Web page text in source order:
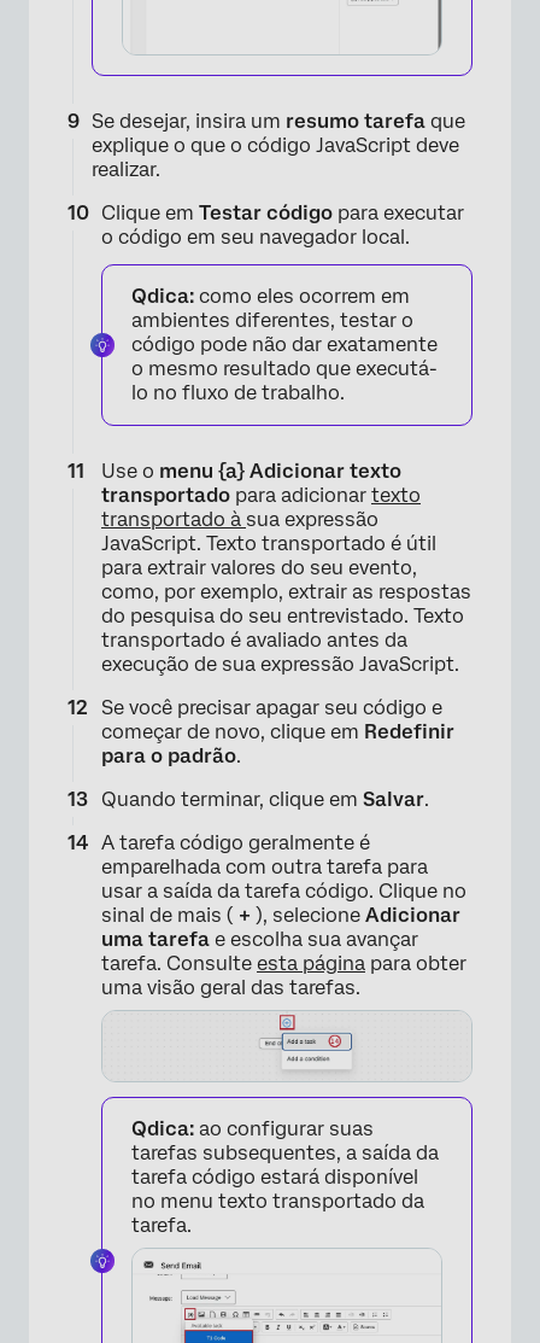
×
×
Se desejar, insira um resumo tarefa que
explique o que o código JavaScript deve
realizar.
Clique em Testar código para executar
o código em seu navegador local.
Qdica: como eles ocorrem em
ambientes diferentes, testar o
código pode não dar exatamente
o mesmo resultado que executá-
lo no fluxo de trabalho.
Use o menu {a} Adicionar texto
transportado para adicionar texto
transportado à sua expressão
JavaScript. Texto transportado é útil
para extrair valores do seu evento,
como, por exemplo, extrair as respostas
do pesquisa do seu entrevistado. Texto
transportado é avaliado antes da
execução de sua expressão JavaScript.
Se você precisar apagar seu código e
começar de novo, clique em Redefinir
para o padrão.
Quando terminar, clique em Salvar.
A tarefa código geralmente é
emparelhada com outra tarefa para
usar a saída da tarefa código. Clique no
sinal de mais ( + ), selecione Adicionar
uma tarefa e escolha sua avançar
tarefa. Consulte esta página para obter
uma visão geral das tarefas.
Qdica: ao configurar suas
tarefas subsequentes, a saída da
tarefa código estará disponível
no menu texto transportado da
tarefa.